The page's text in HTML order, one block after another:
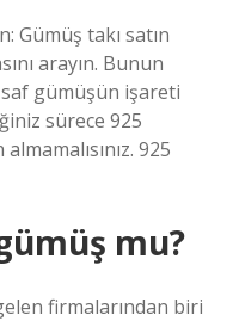
Gümüş takı satın
arayın. Bunun
gümüşün işareti
sürece 925
925
mu?
firmalarından biri